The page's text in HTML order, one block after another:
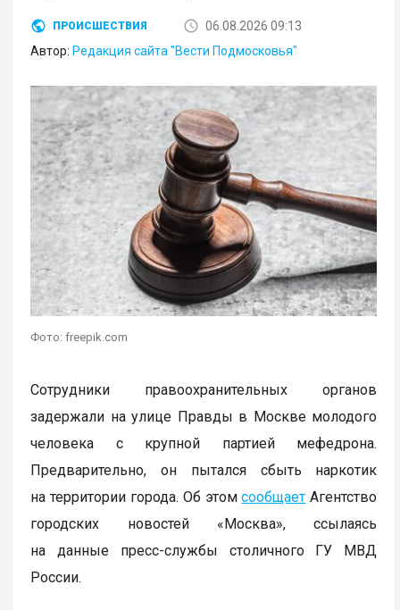
ПРОИСШЕСТВИЯ
06.08.2026 09:13
Автор: Редакция сайта "Вести Подмосковья"
Фото: freepik.com
Сотрудники правоохранительных органов
задержали на улице Правды в Москве молодого
человека с крупной партией мефедрона.
Предварительно, он пытался сбыть наркотик
на территории города. Об этомсообщает Агентство
городских новостей «Москва», ссылаясь
на данные пресс-службы столичного ГУ МВД
России.